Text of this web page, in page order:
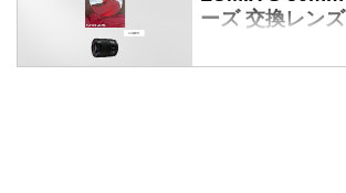
ーズ 交換レン
デジタルカメ
ックス） |